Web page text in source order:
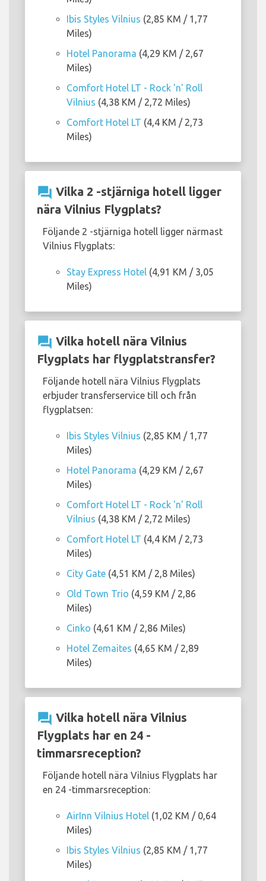
Ibis Styles Vilnius (2,85 KM / 1,77
Miles)
Hotel Panorama (4,29 KM / 2,67
Miles)
Comfort Hotel LT - Rock 'n' Roll
Vilnius (4,38 KM / 2,72 Miles)
Comfort Hotel LT (4,4 KM / 2,73
Miles)
question_answer Vilka 2 -stjärniga hotell ligger
nära Vilnius Flygplats?
Följande 2 -stjärniga hotell ligger närmast
Vilnius Flygplats:
Stay Express Hotel (4,91 KM / 3,05
Miles)
question_answer Vilka hotell nära Vilnius
Flygplats har flygplatstransfer?
Följande hotell nära Vilnius Flygplats
erbjuder transferservice till och från
flygplatsen:
Ibis Styles Vilnius (2,85 KM / 1,77
Miles)
Hotel Panorama (4,29 KM / 2,67
Miles)
Comfort Hotel LT - Rock 'n' Roll
Vilnius (4,38 KM / 2,72 Miles)
Comfort Hotel LT (4,4 KM / 2,73
Miles)
City Gate (4,51 KM / 2,8 Miles)
Old Town Trio (4,59 KM / 2,86
Miles)
Cinko (4,61 KM / 2,86 Miles)
Hotel Zemaites (4,65 KM / 2,89
Miles)
question_answer Vilka hotell nära Vilnius
Flygplats har en 24 -
timmarsreception?
Följande hotell nära Vilnius Flygplats har
en 24 -timmarsreception:
AirInn Vilnius Hotel (1,02 KM / 0,64
Miles)
Ibis Styles Vilnius (2,85 KM / 1,77
Miles)